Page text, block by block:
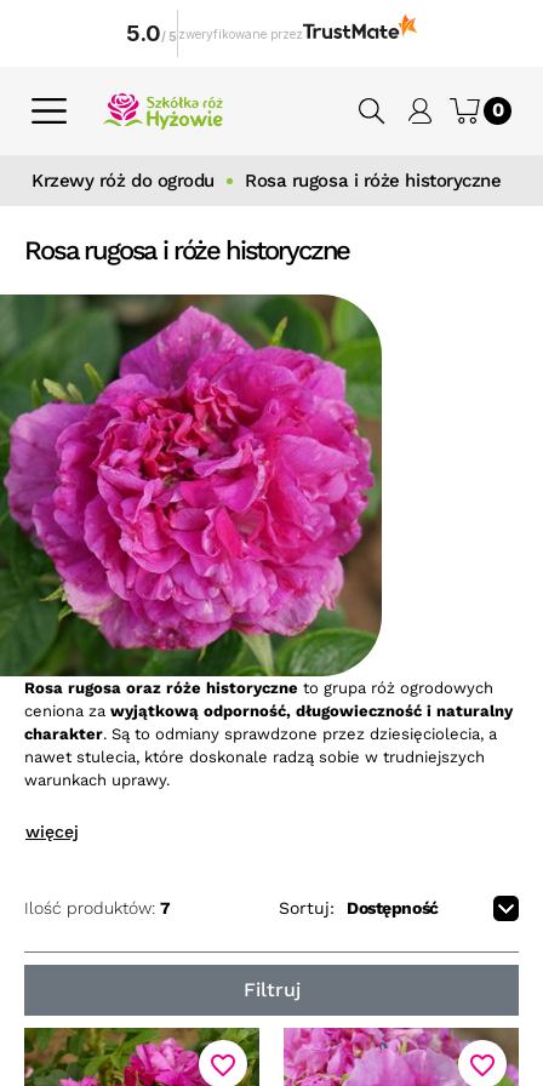
0
Krzewy róż do ogrodu Rosa rugosa i róże historyczne
Rosa rugosa i róże historyczne
Rosa rugosa oraz róże historyczne to grupa róż ogrodowych
ceniona za wyjątkową odporność, długowieczność i naturalny
charakter. Są to odmiany sprawdzone przez dziesięciolecia, a
nawet stulecia, które doskonale radzą sobie w trudniejszych
warunkach uprawy.
Róże z grupy Rosa rugosa
dekoracyjnymi, pomarszczonymi liśćmi oraz dużymi, często
pachnącymi kwiatami.
Do najbardziej znanych i sprawdzonych odmian należą m.in.
Rosa rugosa Red Foxi, Louise Bugnet
Róże historycznezachwycają klasyczną formą kwiatów i
intensywnym zapachem, często niespotykanym u
więcej
Ilość produktów: 7 Sortuj:
Filtruj
favorite_border favorite_border
5.0/ 5 zweryfikowane przez